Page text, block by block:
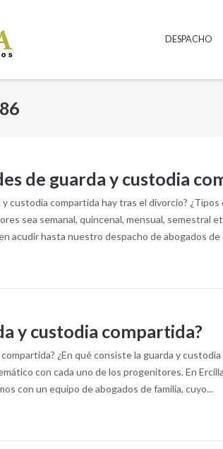
DESPACHO
de guarda y custodia
custodia compartida hay tras el divorcio?
sea semanal, quincenal, mensual, semestral
acudir hasta nuestro despacho de abogados de
y custodia compartida?
¿En qué consiste la guarda y
con cada uno de los progenitores. En
con un equipo de abogados de familia, cuyo...